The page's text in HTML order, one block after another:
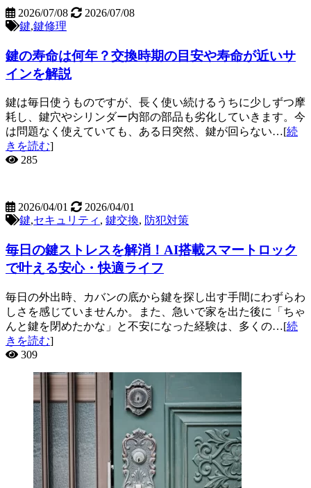
2026/07/08
2026/07/08
鍵,鍵修理
鍵の寿命は何年？交換時期の目安や寿命が近いサ
インを解説
鍵は毎日使うものですが、長く使い続けるうちに少しずつ摩
耗し、鍵穴やシリンダー内部の部品も劣化していきます。今
は問題なく使えていても、ある日突然、鍵が回らない…[続
きを読む]
285
2026/04/01
2026/04/01
鍵,セキュリティ , 鍵交換, 防犯対策
毎日の鍵ストレスを解消！AI搭載スマートロック
で叶える安心・快適ライフ
毎日の外出時、カバンの底から鍵を探し出す手間にわずらわ
しさを感じていませんか。また、急いで家を出た後に「ちゃ
んと鍵を閉めたかな」と不安になった経験は、多くの…[続
きを読む]
309